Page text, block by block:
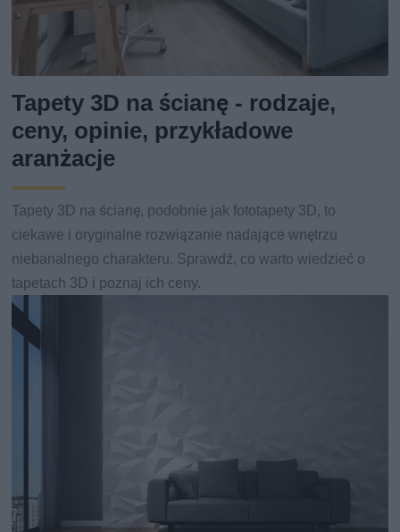
Tapety 3D na ścianę - rodzaje,
ceny, opinie, przykładowe
aranżacje
Tapety 3D na ścianę, podobnie jak fototapety 3D, to
ciekawe i oryginalne rozwiązanie nadające wnętrzu
niebanalnego charakteru. Sprawdź, co warto wiedzieć o
tapetach 3D i poznaj ich ceny.